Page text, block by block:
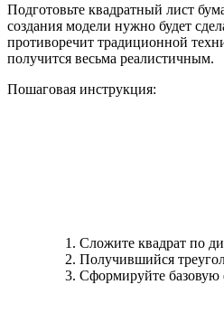
Подготовьте квадратный лист
создания модели нужно будет
противоречит традиционной
получится весьма реалистичным.
Пошаговая инструкция:
Сложите квадрат по
Получившийся
Сформируйте базовую